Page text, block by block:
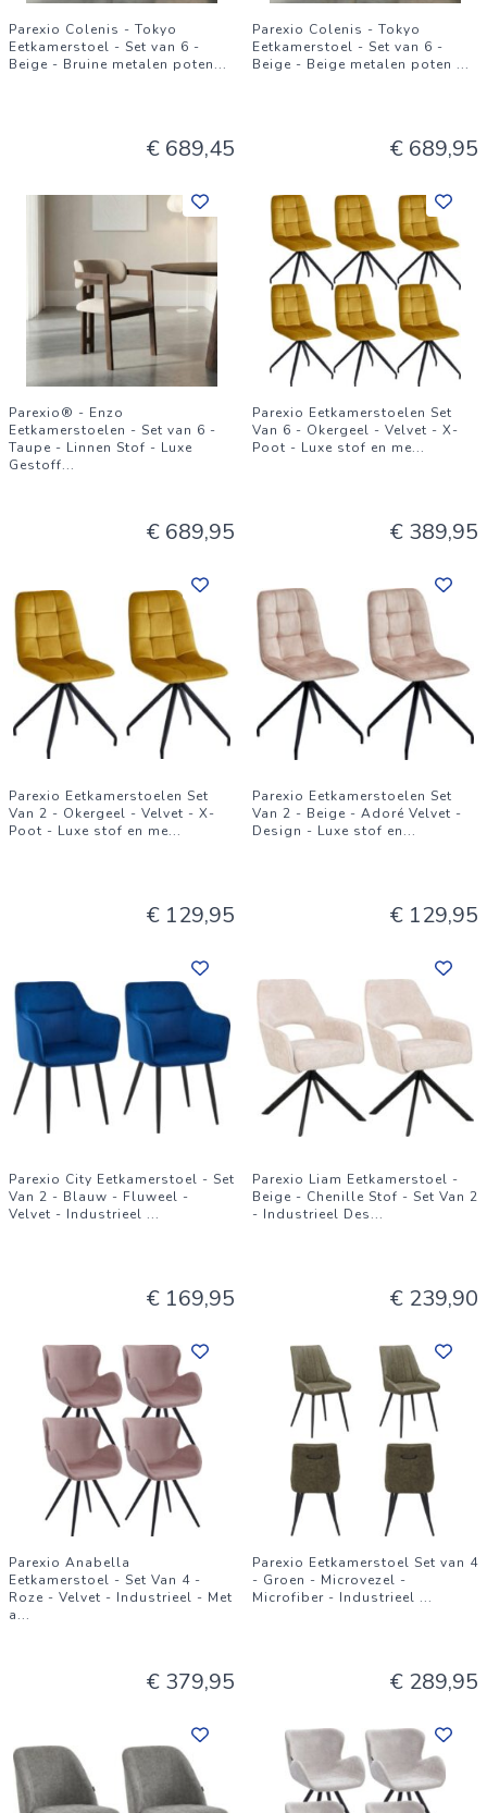
Parexio Colenis - Tokyo
Eetkamerstoel - Set van 6 -
Beige - Bruine metalen poten...
€ 689,45
Parexio Colenis - Tokyo
Eetkamerstoel - Set van 6 -
Beige - Beige metalen poten ...
€ 689,95
Parexio® - Enzo
Eetkamerstoelen - Set van 6 -
Taupe - Linnen Stof - Luxe
Gestoff...
€ 689,95
Parexio Eetkamerstoelen Set
Van 6 - Okergeel - Velvet - X-
Poot - Luxe stof en me...
€ 389,95
Parexio Eetkamerstoelen Set
Van 2 - Okergeel - Velvet - X-
Poot - Luxe stof en me...
€ 129,95
Parexio Eetkamerstoelen Set
Van 2 - Beige - Adoré Velvet -
Design - Luxe stof en...
€ 129,95
Parexio City Eetkamerstoel - Set
Van 2 - Blauw - Fluweel -
Velvet - Industrieel ...
€ 169,95
Parexio Liam Eetkamerstoel -
Beige - Chenille Stof - Set Van 2
- Industrieel Des...
€ 239,90
Parexio Anabella
Eetkamerstoel - Set Van 4 -
Roze - Velvet - Industrieel - Met
a...
€ 379,95
Parexio Eetkamerstoel Set van 4
- Groen - Microvezel -
Microfiber - Industrieel ...
€ 289,95